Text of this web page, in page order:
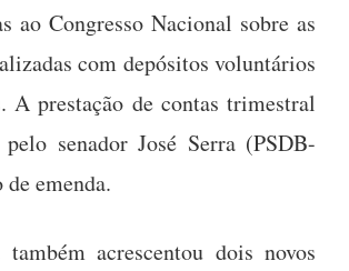
ao Congresso Nacional sobre as
com depósitos voluntários
A prestação de contas trimestral
senador José Serra (PSDB-
emenda.
acrescentou dois novos